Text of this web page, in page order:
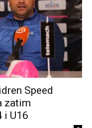
Speed
zatim
i U16